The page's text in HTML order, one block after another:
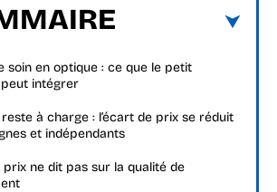
soin en optique : ce que le petit
intégrer
à charge : l’écart de prix se réduit
et indépendants
prix ne dit pas sur la qualité de